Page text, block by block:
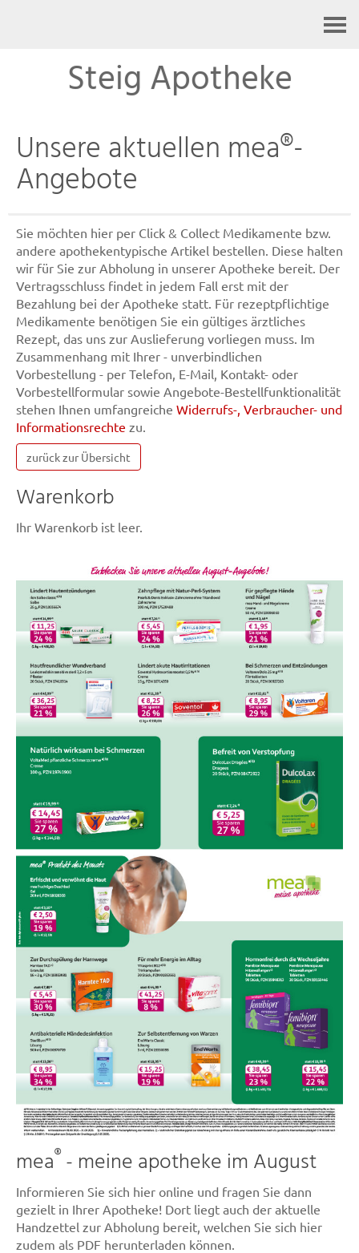
Steig Apotheke
Unsere aktuellen mea®-
Angebote
Sie möchten hier per Click & Collect Medikamente bzw.
andere apothekentypische Artikel bestellen. Diese halten
wir für Sie zur Abholung in unserer Apotheke bereit. Der
Vertragsschluss findet in jedem Fall erst mit der
Bezahlung bei der Apotheke statt. Für rezeptpflichtige
Medikamente benötigen Sie ein gültiges ärztliches
Rezept, das uns zur Auslieferung vorliegen muss. Im
Zusammenhang mit Ihrer - unverbindlichen
Vorbestellung - per Telefon, E-Mail, Kontakt- oder
Vorbestellformular sowie Angebote-Bestellfunktionalität
stehen Ihnen umfangreiche Widerrufs-, Verbraucher- und
Informationsrechte zu.
zurück zur Übersicht
Warenkorb
Ihr Warenkorb ist leer.
mea® - meine apotheke im August
Informieren Sie sich hier online und fragen Sie dann
gezielt in Ihrer Apotheke! Dort liegt auch der aktuelle
Handzettel zur Abholung bereit, welchen Sie sich hier
zudem als PDF herunterladen können.